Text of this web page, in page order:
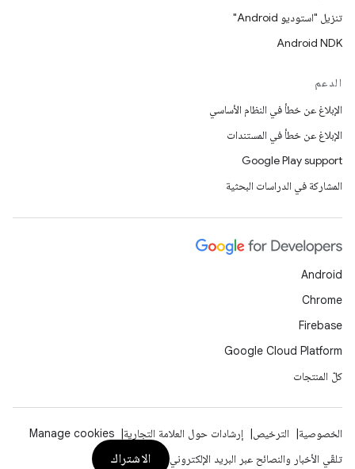
تنزيل "استوديو Android"
Android NDK
الدعم
الإبلاغ عن خطأ في النظام الأساسي
الإبلاغ عن خطأ في المستندات
Google Play support
المشاركة في الدراسات البحثية
Android
Chrome
Firebase
Google Cloud Platform
كلّ المنتجات
الخصوصية الترخيص إرشادات حول العلامة التجارية
Manage cookies
تلقّي الأخبار والنصائح عبر البريد الإلكتروني
الاشتراك